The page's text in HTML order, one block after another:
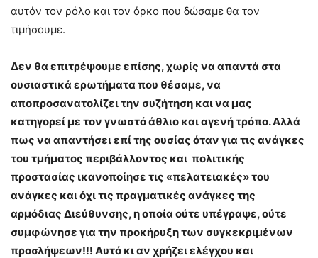
αυτόν τον ρόλο και τον όρκο που δώσαμε θα τον
τιμήσουμε.
Δεν θα επιτρέψουμε επίσης, χωρίς να απαντά στα
ουσιαστικά ερωτήματα που θέσαμε, να
αποπροσανατολίζει την συζήτηση και να μας
κατηγορεί με τον γνωστό άθλιο και αγενή τρόπο. Αλλά
πως να απαντήσει επί της ουσίας όταν για τις ανάγκες
του τμήματος περιβάλλοντος και πολιτικής
προστασίας ικανοποίησε τις «πελατειακές» του
ανάγκες και όχι τις πραγματικές ανάγκες της
αρμόδιας Διεύθυνσης, η οποία ούτε υπέγραψε, ούτε
συμφώνησε για την προκήρυξη των συγκεκριμένων
προσλήψεων!!! Αυτό κι αν χρήζει ελέγχου και